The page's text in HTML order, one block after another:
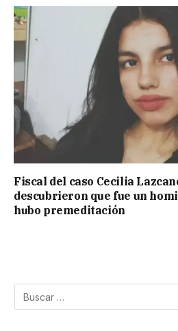
Fiscal del caso Cecilia
descubrieron que fue un
hubo premeditación